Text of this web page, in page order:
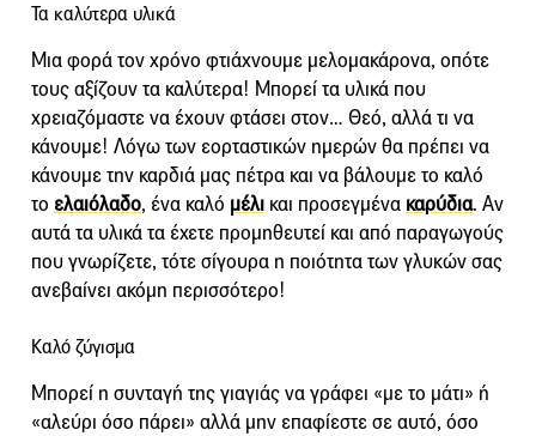
Τα καλύτερα υλικά
Μια φορά τον χρόνο φτιάχνουμε μελομακάρονα, οπότε
τους αξίζουν τα καλύτερα! Μπορεί τα υλικά που
χρειαζόμαστε να έχουν φτάσει στον… Θεό, αλλά τι να
κάνουμε! Λόγω των εορταστικών ημερών θα πρέπει να
κάνουμε την καρδιά μας πέτρα και να βάλουμε το καλό
το ελαιόλαδο, ένα καλό μέλι και προσεγμένα καρύδια. Αν
αυτά τα υλικά τα έχετε προμηθευτεί και από παραγωγούς
που γνωρίζετε, τότε σίγουρα η ποιότητα των γλυκών σας
ανεβαίνει ακόμη περισσότερο!
Καλό ζύγισμα
Μπορεί η συνταγή της γιαγιάς να γράφει «με το μάτι» ή
«αλεύρι όσο πάρει» αλλά μην επαφίεστε σε αυτό, όσο